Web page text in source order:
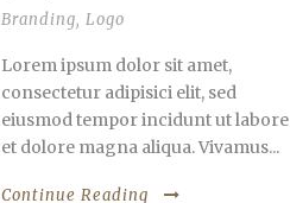
Branding, Logo
Lorem ipsum dolor sit amet,
consectetur adipisici elit, sed
eiusmod tempor incidunt ut labore
et dolore magna aliqua. Vivamus...
Continue Reading